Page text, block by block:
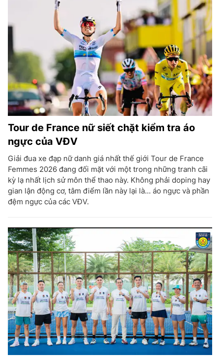
Tour de France nữ siết chặt kiểm tra áo
ngực của VĐV
Giải đua xe đạp nữ danh giá nhất thế giới Tour de France
Femmes 2026 đang đối mặt với một trong những tranh cãi
kỳ lạ nhất lịch sử môn thể thao này. Không phải doping hay
gian lận động cơ, tâm điểm lần này lại là... áo ngực và phần
đệm ngực của các VĐV.